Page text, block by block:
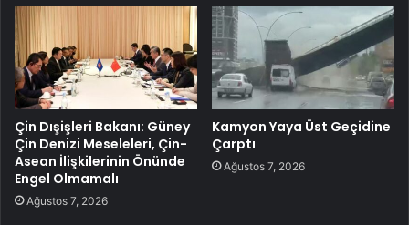
Çin Dışişleri Bakanı: Güney
Çin Denizi Meseleleri, Çin-
Asean İlişkilerinin Önünde
Engel Olmamalı
Ağustos 7, 2026
Kamyon Yaya Üst Geçidine
Çarptı
Ağustos 7, 2026